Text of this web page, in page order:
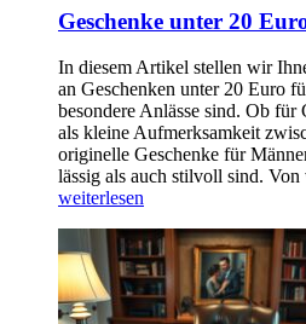
Geschenke unter 20
In diesem Artikel stellen wir
an Geschenken unter 20 Euro
besondere Anlässe sind. Ob für
als kleine Aufmerksamkeit
originelle Geschenke für
lässig als auch stilvoll sind.
weiterlesen